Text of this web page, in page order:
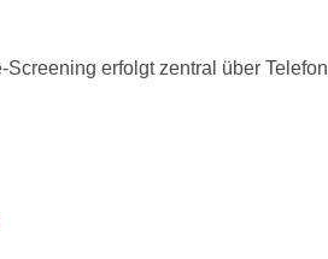
erfolgt zentral über Telefon